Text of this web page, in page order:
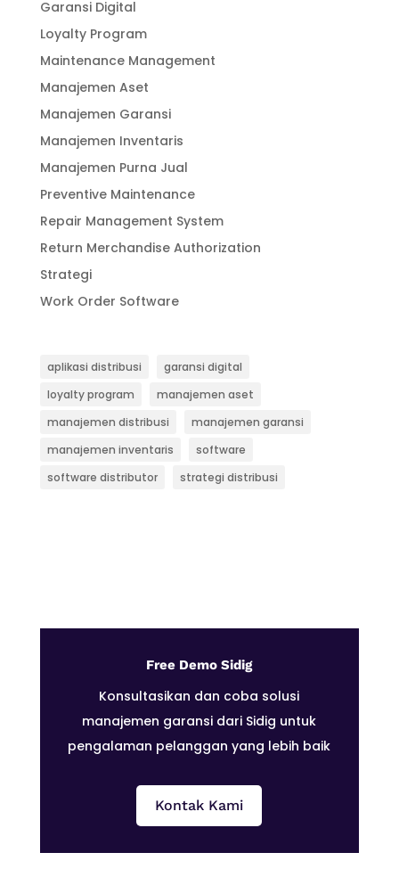
Garansi Digital
Loyalty Program
Maintenance Management
Manajemen Aset
Manajemen Garansi
Manajemen Inventaris
Manajemen Purna Jual
Preventive Maintenance
Repair Management System
Return Merchandise Authorization
Strategi
Work Order Software
aplikasi distribusi
garansi digital
loyalty program
manajemen aset
manajemen distribusi
manajemen garansi
manajemen inventaris
software
software distributor
strategi distribusi
Free Demo Sidig
Konsultasikan dan coba solusi
manajemen garansi dari Sidig untuk
pengalaman pelanggan yang lebih baik
Kontak Kami